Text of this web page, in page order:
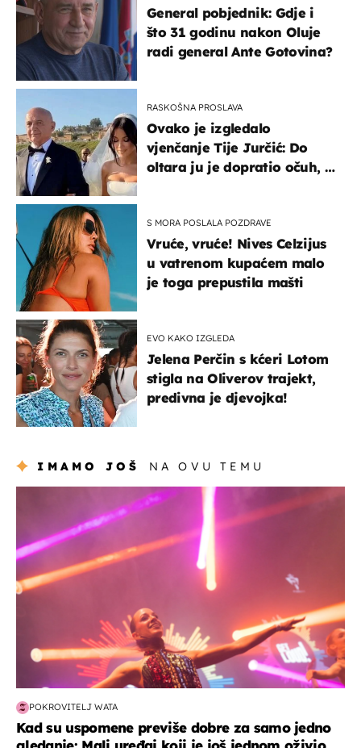
General pobjednik: Gdje i
što 31 godinu nakon Oluje
radi general Ante Gotovina?
RASKOŠNA PROSLAVA
Ovako je izgledalo
vjenčanje Tije Jurčić: Do
oltara ju je dopratio očuh, a
S MORA POSLALA POZDRAVE
Vruće, vruće! Nives Celzijus
u vatrenom kupaćem malo
je toga prepustila mašti
EVO KAKO IZGLEDA
Jelena Perčin s kćeri Lotom
stigla na Oliverov trajekt,
predivna je djevojka!
IMAMO JOŠ NA OVU TEMU
POKROVITELJ WATA
Kad su uspomene previše dobre za samo jedno